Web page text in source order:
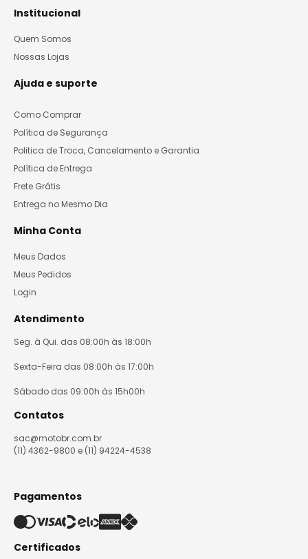
Institucional
Quem Somos
Nossas Lojas
Ajuda e suporte
Como Comprar
Política de Segurança
Politica de Troca, Cancelamento e Garantia
Política de Entrega
Frete Grátis
Entrega no Mesmo Dia
Minha Conta
Meus Dados
Meus Pedidos
Login
Atendimento
Seg. à Qui. das 08:00h às 18:00h
Sexta-Feira das 08:00h às 17:00h
Sábado das 09:00h às 15h00h
Contatos
sac@motobr.com.br
(11) 4362-9800 e (11) 94224-4538
Pagamentos
Certificados